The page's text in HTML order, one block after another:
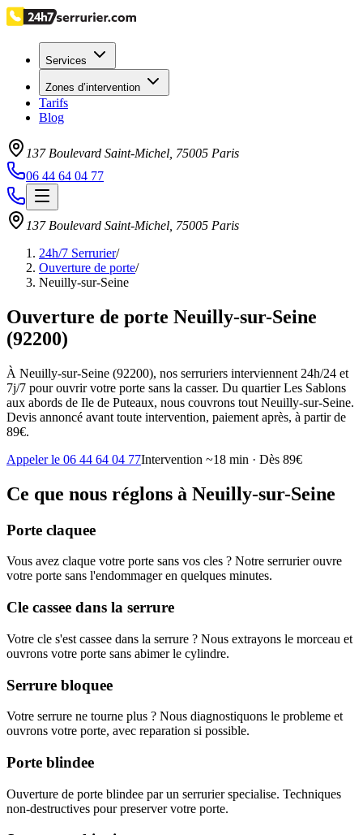
Services
Zones d’intervention
Tarifs
Blog
137 Boulevard Saint-Michel 75005 Paris
06 44 64 04 77
137 Boulevard Saint-Michel 75005 Paris
24h/7 Serrurier/
Ouverture de porte/
Neuilly-sur-Seine
Ouverture de porte Neuilly-sur-Seine
(92200)
À Neuilly-sur-Seine (92200), nos serruriers interviennent 24h/24 et
7j/7 pour ouvrir votre porte sans la casser. Du quartier Les Sablons
aux abords de Ile de Puteaux, nous couvrons tout Neuilly-sur-Seine.
Devis annoncé avant toute intervention, paiement après, à partir de
89€.
Appeler le 06 44 64 04 77Intervention ~18 min · Dès 89€
Ce que nous réglons à Neuilly-sur-Seine
Porte claquee
Vous avez claque votre porte sans vos cles ? Notre serrurier ouvre
votre porte sans l'endommager en quelques minutes.
Cle cassee dans la serrure
Votre cle s'est cassee dans la serrure ? Nous extrayons le morceau et
ouvrons votre porte sans abimer le cylindre.
Serrure bloquee
Votre serrure ne tourne plus ? Nous diagnostiquons le probleme et
ouvrons votre porte, avec reparation si possible.
Porte blindee
Ouverture de porte blindee par un serrurier specialise. Techniques
non-destructives pour preserver votre porte.